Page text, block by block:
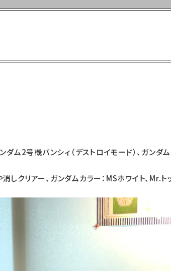
ンダム2号機バンシィ（デストロイモード）、ガンダ
消しクリアー、ガンダムカラー：MSホワイト、Mr.